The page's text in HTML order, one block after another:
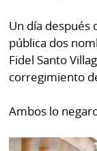
Un día después
pública dos
Fidel Santo
corregimiento
Ambos lo